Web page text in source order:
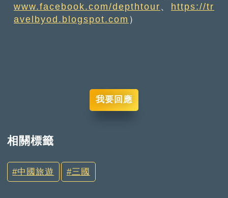
www.facebook.com/depthtour、 https://tr
avelbyod.blogspot.com ）
我要回應
相關標籤
中國旅遊 三國